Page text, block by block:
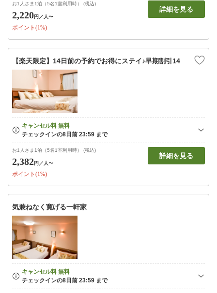
お1人さま1泊（5名1室利用時） (税込)
2,220円 ／人〜
ポイント(1%)
詳細を見る
【楽天限定】14日前の予約でお得にステイ♪早期割引14
お1人さま1泊（5名1室利用時） (税込)
2,382円 ／人〜
ポイント(1%)
詳細を見る
気兼ねなく寛げる一軒家